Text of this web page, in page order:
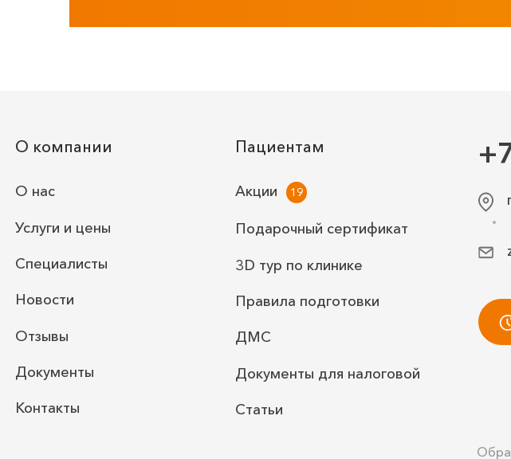
О компании
О нас
Услуги и цены
Специалисты
Новости
Отзывы
Документы
Контакты
Пациентам
Акции
Подарочный сертификат
3D тур по клинике
Правила подготовки
ДМС
Документы для налоговой
Статьи